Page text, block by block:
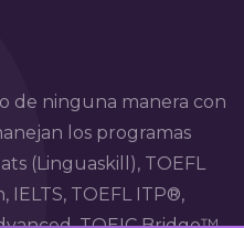
de ninguna manera con
los programas
(Linguaskill), TOEFL
IELTS, TOEFL ITP®,